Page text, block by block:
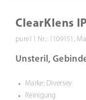
ClearKlens
pure11 Nr.: 1109151,
Unsteril,
Marke: Diversey
Reinigung